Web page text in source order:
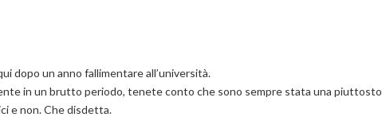
dopo un anno fallimentare all’università.
in un brutto periodo, tenete conto che sono sempre stata una piuttosto
e non. Che disdetta.